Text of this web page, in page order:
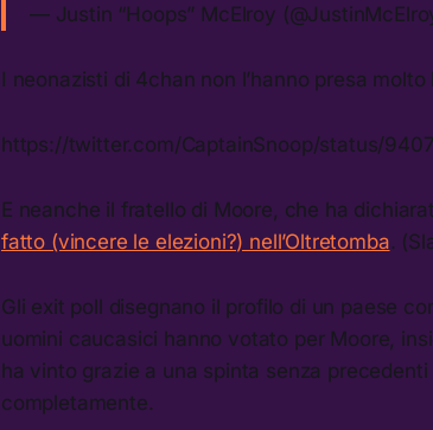
— Justin “Hoops” McElroy
I neonazisti di 4chan non l’hanno presa molto
https://twitter.com/CaptainSnoop/status/
E neanche il fratello di Moore, che ha
fatto (vincere le elezioni?) nell’Oltretomba.
Gli exit poll disegnano il profilo di un paese
uomini caucasici hanno votato per Moore,
ha vinto grazie a una spinta senza
completamente.